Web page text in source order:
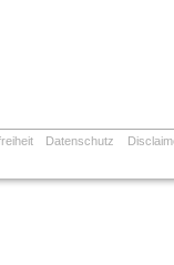
Datenschutz